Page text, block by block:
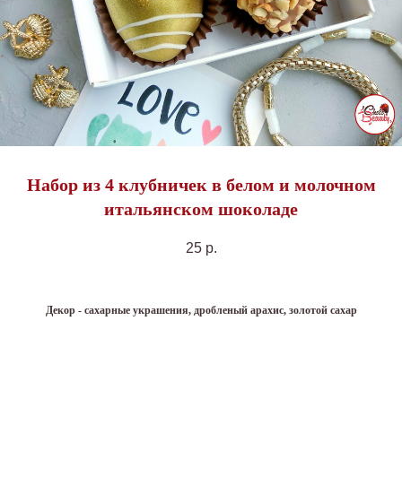
Набор из 4 клубничек в белом и молочном
итальянском шоколаде
25 р.
Декор - сахарные украшения, дробленый арахис, золотой сахар